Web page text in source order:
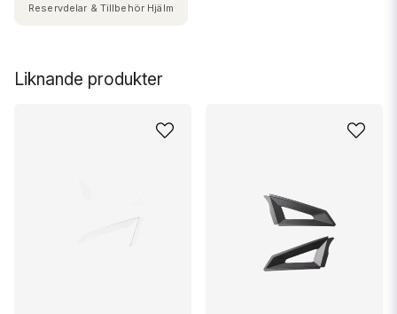
Liknande produkter
Reservdelar & Tillbehör Hjälm